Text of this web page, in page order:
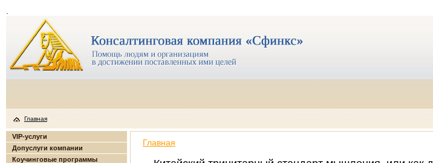
Главная
VIP-услуги
Допуслуги компании
Коучинговые программы
Главная